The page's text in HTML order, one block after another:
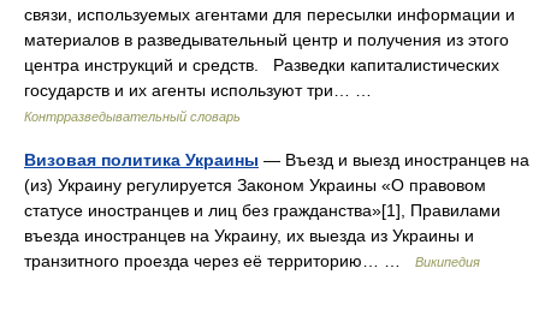
связи, используемых агентами для пересылки информации и
материалов в разведывательный центр и получения из этого
центра инструкций и средств. Разведки капиталистических
государств и их агенты используют три… …
Контрразведывательный словарь
Визовая политика Украины — Въезд и выезд иностранцев на
(из) Украину регулируется Законом Украины «О правовом
статусе иностранцев и лиц без гражданства»[1], Правилами
въезда иностранцев на Украину, их выезда из Украины и
транзитного проезда через её территорию… …
Википедия